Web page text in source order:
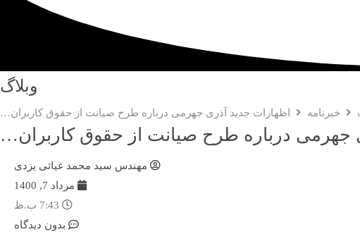
وبلاگ
خبرنامه اظهارات جدید آذری جهرمی درباره طرح صیانت از حقوق کاربران…
جهرمی درباره طرح صیانت از حقوق کاربران…
مهندس سید محمد غیاثی یزدی
مرداد 7, 1400
7:43 ب.ظ
بدون دیدگاه